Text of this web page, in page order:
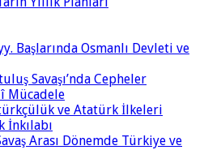
Başlarında Osmanlı Devleti ve
Savaşı’nda Cepheler
Mücadele
ve Atatürk İlkeleri
İnkılabı
Arası Dönemde Türkiye ve